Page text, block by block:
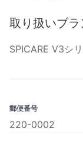
取り扱いブラ
SPICARE V3シ
郵便番号
220-0002